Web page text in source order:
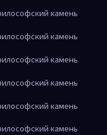
камень
камень
камень
камень
камень
камень